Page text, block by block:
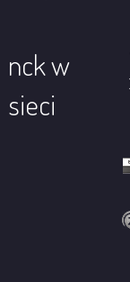
nck w
sieci